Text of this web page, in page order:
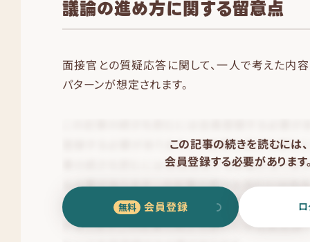
議論の進め方に関する留意点
面接官との質疑応答に関して、一人で考えた内
パターンが想定されます。
この記事の続きを読むには、
会員登録する必要があります
会員登録